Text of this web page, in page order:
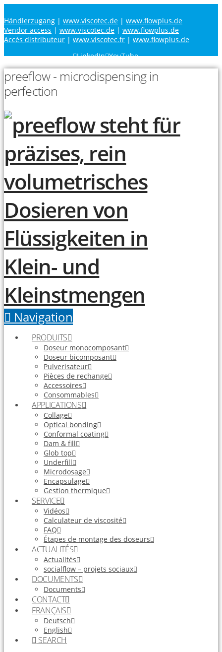
Händlerzugang | www.viscotec.de | www.flowplus.de
Vendor access | www.viscotec.de | www.flowplus.de
Accès distributeur | www.viscotec.fr | www.flowplus.de
LinkedIn YouTube
preeflow - microdispensing in
perfection
Navigation
PRODUITS
Doseur monocomposant
Doseur bicomposant
Pulverisateur
Pièces de rechange
Accessoires
Consommables
APPLICATIONS
Collage
Optical bonding
Conformal coating
Dam & fill
Glob top
Underfill
Microdosage
Encapsulage
Gestion thermique
SERVICE
Vidéos
Calculateur de viscosité
FAQ
Étapes de montage des doseurs
ACTUALITÉS
Actualités
socialflow – projets sociaux
DOCUMENTS
Documents
CONTACT
FRANÇAIS
Deutsch
English
SEARCH